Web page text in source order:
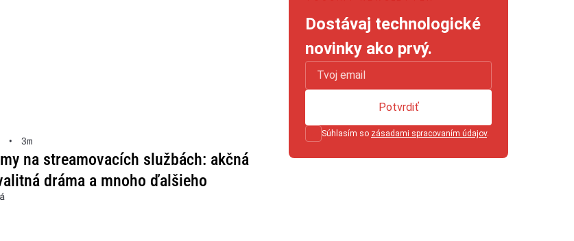
• 3m
na streamovacích službách: akčná
dráma a mnoho ďalšieho
Dostávaj technologické
novinky ako prvý.
Súhlasím so zásadami spracovaním údajov.
Potvrdiť